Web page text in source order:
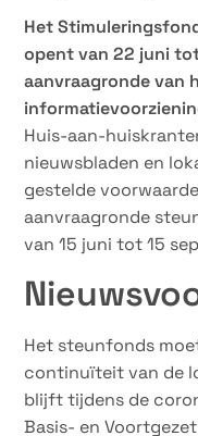
Het
opent van 22 juni
aanvraagronde van
Huis-aan-
nieuwsbladen en
gestelde
aanvraagronde
van 15 juni tot 15
Het steunfonds
continuïteit van de
blijft tijdens de
Basis- en